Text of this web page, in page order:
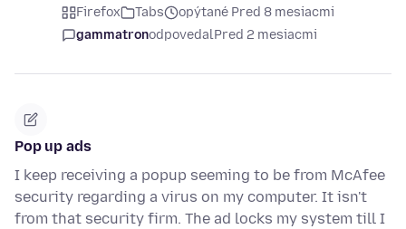
Firefox Tabs
opýtané Pred 8 mesiacmi
gammatronodpovedalPred 2 mesiacmi
Pop up ads
I keep receiving a popup seeming to be from McAfee
security regarding a virus on my computer. It isn't
from that security firm. The ad locks my system till I